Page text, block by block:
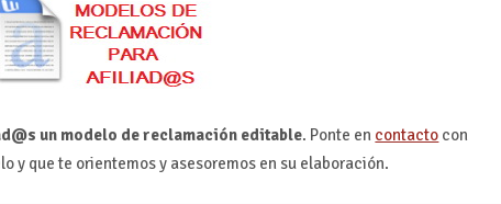
un modelo de reclamación editable. Ponte en contacto con
y que te orientemos y asesoremos en su elaboración.